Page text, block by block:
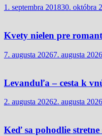
1. septembra 201830. októbra
Kvety nielen pre
7. augusta 20267. augusta 2026
Levanduľa – cesta k
2. augusta 20262. augusta 2026
Keď sa pohodlie stretne